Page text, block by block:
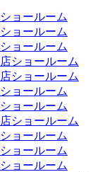
ョールーム
ョールーム
ョールーム
ショールーム
ショールーム
ョールーム
ョールーム
ショールーム
ョールーム
ョールーム
ョールーム